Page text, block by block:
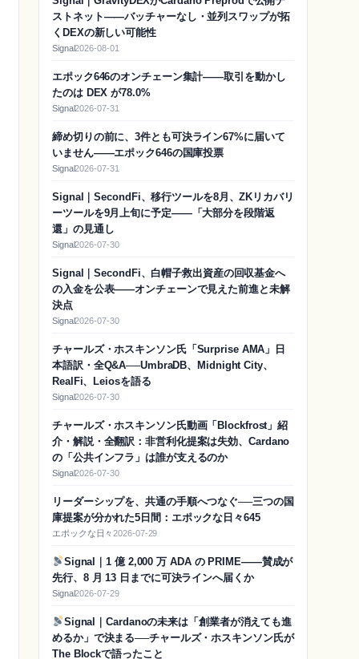
ストネット——バッチャーなし・並列スワップが拓
くDEXの新しい可能性
Signal2026-08-01
エポック646のオンチェーン集計——取引を動かし
たのは DEX が78.0%
Signal2026-07-31
締め切りの前に、3件とも可決ライン67%に届いて
いません——エポック646の国庫投票
Signal2026-07-31
Signal｜SecondFi、移行ツールを8月、ZKリカバリ
ーツールを9月上旬に予定——「大部分を段階返
還」の見通し
Signal2026-07-30
Signal｜SecondFi、白帽子救出資産の回収基金へ
の入金を公表——オンチェーンで見えた前進と未解
決点
Signal2026-07-30
チャールズ・ホスキンソン氏「Surprise AMA」日
本語訳・全Q&A──UmbraDB、Midnight City、
RealFi、Leiosを語る
Signal2026-07-30
チャールズ・ホスキンソン氏動画「Blockfrost」紹
介・解説・全翻訳：非営利化提案は失効、Cardano
の「公共インフラ」は誰が支えるのか
Signal2026-07-30
リーダーシップを、共通の手順へつなぐ──三つの国
庫提案が分かれた5日間：エポックな日々645
エポックな日々2026-07-29
Signal｜1 億 2,000 万 ADA の PRIME——賛成が
先行、8 月 13 日までに可決ラインへ届くか
Signal2026-07-29
Signal｜Cardanoの未来は「創業者が消えても進
めるか」で決まる──チャールズ・ホスキンソン氏が
The Blockで語ったこと